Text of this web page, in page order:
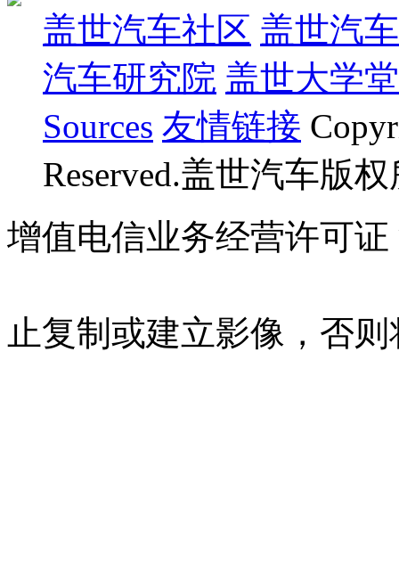
盖世汽车社区 盖世汽
汽车研究院 盖世大学堂
Sources 友情链接
Reserved.盖世汽车版
增值电信业务经营许可证
止复制或建立影像，否